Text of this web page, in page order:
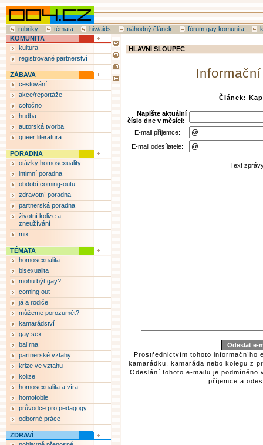
rubriky témata hiv/aids náhodný článek fórum gay komunita
HLAVNÍ SLOUPEC
Článek:
Napište aktuální
číslo dne v měsíci:
E-mail příjemce:
E-mail odesílatele:
Text
Prostřednictvím tohoto informačního
kamarádku, kamaráda nebo kolegu z
Odeslání tohoto e-mailu je podmíněno
příjemce a
KOMUNITA
kultura
registrované partnerství
ZÁBAVA
cestování
akce/reportáže
cofočno
hudba
autorská tvorba
queer literatura
PORADNA
otázky homosexuality
intimní poradna
období coming-outu
zdravotní poradna
partnerská poradna
životní kolize a
zneužívání
mix
TÉMATA
homosexualita
bisexualita
mohu být gay?
coming out
já a rodiče
můžeme porozumět?
kamarádství
gay sex
balírna
partnerské vztahy
krize ve vztahu
kolize
homosexualita a víra
homofobie
průvodce pro pedagogy
odborné práce
ZDRAVÍ